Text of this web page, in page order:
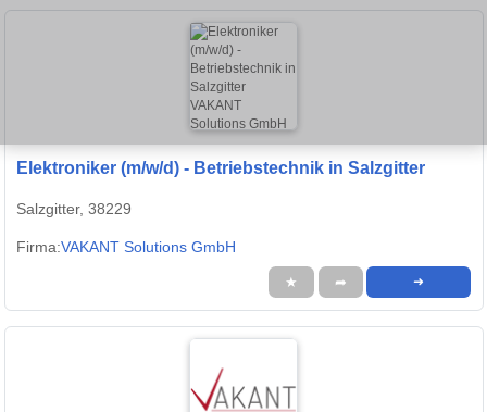
Elektroniker (m/w/d) - Betriebstechnik in Salzgitter
Salzgitter, 38229
Firma:VAKANT Solutions GmbH
★ ➦ ➜